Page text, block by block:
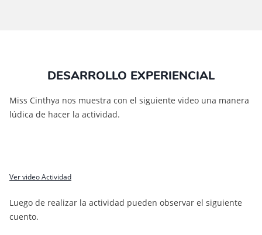
DESARROLLO EXPERIENCIAL
Miss Cinthya nos muestra con el siguiente video una manera
lúdica de hacer la actividad.
Ver video Actividad
Luego de realizar la actividad pueden observar el siguiente
cuento.